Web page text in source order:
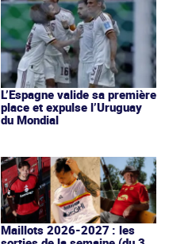
L’Espagne valide sa première
place et expulse l’Uruguay
du Mondial
Maillots 2026-2027 : les